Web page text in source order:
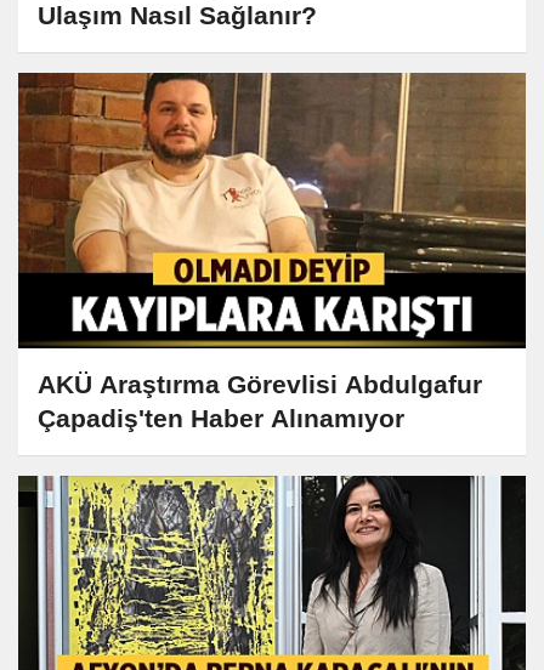
Ulaşım Nasıl Sağlanır?
AKÜ Araştırma Görevlisi Abdulgafur
Çapadiş'ten Haber Alınamıyor